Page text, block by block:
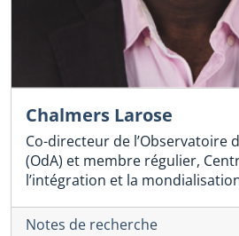
Chalmers Larose
Co-directeur de l’Observatoire
(OdA) et membre régulier,
l’intégration et la
Notes de recherche